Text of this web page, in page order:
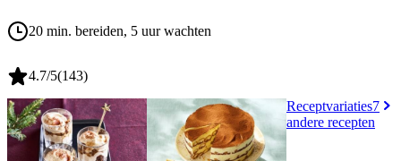
20 min. bereiden, 5 uur wachten
4.7/5(143)
Receptvariaties7
andere recepten